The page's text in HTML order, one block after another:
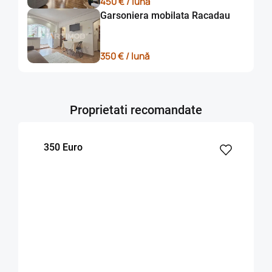
Garsoniera mobilata Racadau
350 € / lună
Proprietati recomandate
350 Euro